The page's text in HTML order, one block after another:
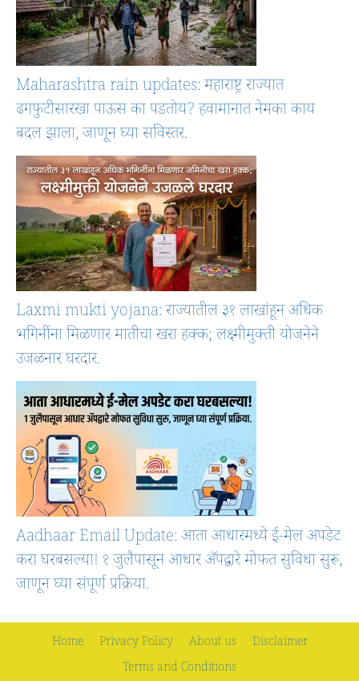
Maharashtra rain updates: महाराष्ट्र राज्यात
ढगफुटीसारखा पाऊस का पडतोय? हवामानात नेमका काय
बदल झाला, जाणून घ्या सविस्तर.
Laxmi mukti yojana: राज्यातील ३१ लाखांहून अधिक
भगिनींना मिळणार मातीचा खरा हक्क; लक्ष्मीमुक्ती योजनेने
उजळनार घरदार.
Aadhaar Email Update: आता आधारमध्ये ई-मेल अपडेट
करा घरबसल्या! १ जुलैपासून आधार ॲपद्वारे मोफत सुविधा सुरू,
जाणून घ्या संपूर्ण प्रक्रिया.
Home Privacy Policy About us
Disclaimer
Terms and Conditions